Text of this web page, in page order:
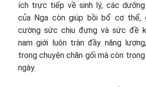
ích trực tiếp về sinh lý, các
của Nga còn giúp bồi bổ cơ thể,
cường sức chịu đựng và sức đề
nam giới luôn tràn đầy năng
trong chuyện chăn gối mà còn
ngày.